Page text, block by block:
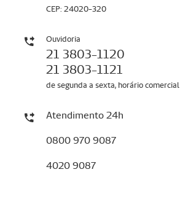
CEP: 24020-320
Ouvidoria
21 3803-1120
21 3803-1121
de segunda a sexta, horário comercial
Atendimento 24h
0800 970 9087
4020 9087